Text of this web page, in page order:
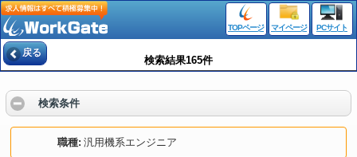
TOPページ マイページ PCサイト
戻る
検索結果165件
検索条件
職種 汎用機系エンジニア